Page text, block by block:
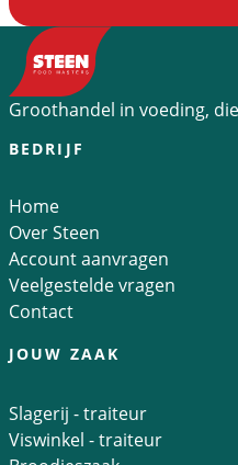
Groothandel in voeding,
BEDRIJF
Home
Over Steen
Account aanvragen
Veelgestelde vragen
Contact
JOUW ZAAK
Slagerij - traiteur
Viswinkel - traiteur